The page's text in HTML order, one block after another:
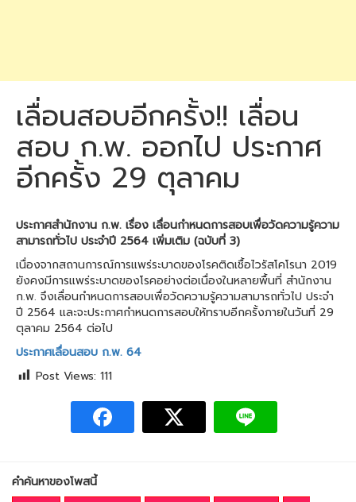
เลื่อนสอบอีกครั้ง!! เลื่อน
สอบ ก.พ. ออกไป ประกาศ
อีกครั้ง 29 ตุลาคม
ประกาศสำนักงาน ก.พ. เรื่อง เลื่อนกำหนดการสอบเพื่อวัดความรู้ความ
สามารถทั่วไป ประจำปี 2564 เพิ่มเติม (ฉบับที่ 3)
เนื่องจากสถานการณ์การแพร่ระบาดของโรคติดเชื้อไวรัสโคโรนา 2019
ยังคงมีการแพร่ระบาดของโรคอย่างต่อเนื่องในหลายพื้นที่ สำนักงาน
ก.พ. จึงเลื่อนกำหนดการสอบเพื่อวัดความรู้ความสามารถทั่วไป ประจำ
ปี 2564 และจะประกาศกำหนดการสอบให้ทราบอีกครั้งภายในวันที่ 29
ตุลาคม 2564 ต่อไป
ประกาศเลื่อนสอบ ก.พ. 64
Post Views: 111
คำค้นหาของโพสนี้